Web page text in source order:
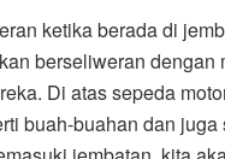
ketika berada di
berseliweran dengan
Di atas sepeda
buah-buahan dan juga